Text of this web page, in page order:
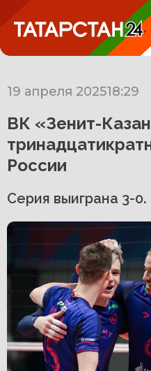
19 апреля 202518:29
ВК «Зенит-
России
Серия выиграна 3-0.